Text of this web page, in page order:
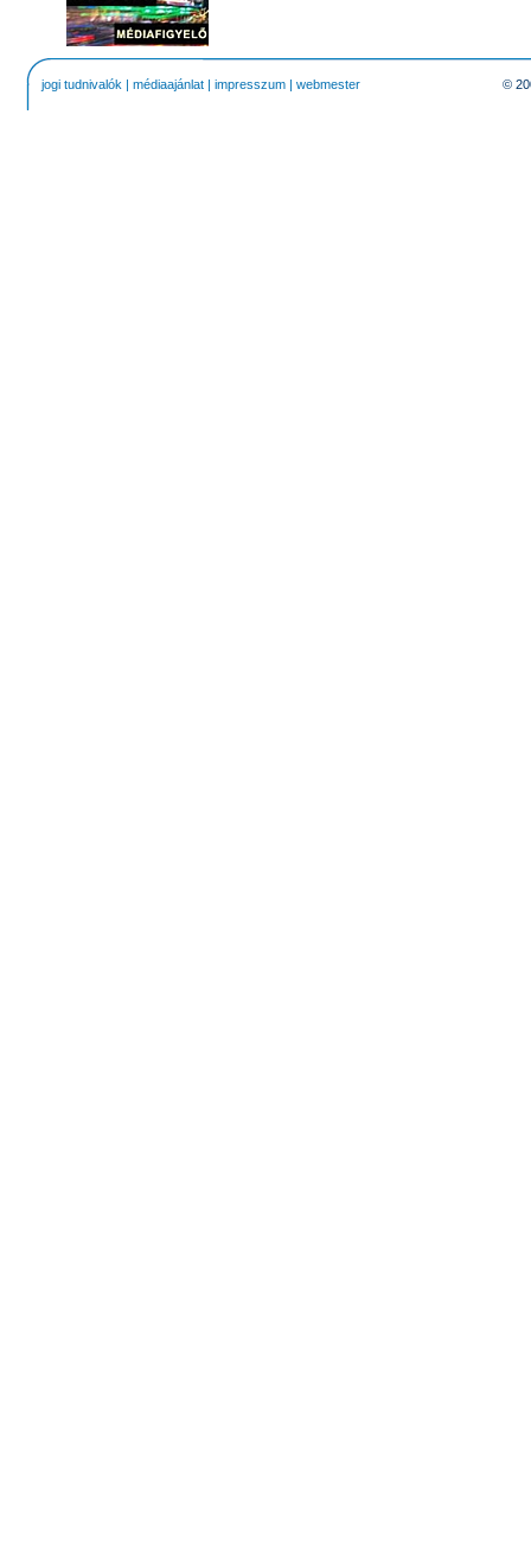
jogi tudnivalók | médiaajánlat | impresszum | webmester ©